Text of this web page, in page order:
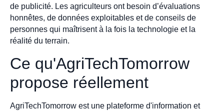
de publicité. Les agriculteurs ont besoin d’évaluations
honnêtes, de données exploitables et de conseils de
personnes qui maîtrisent à la fois la technologie et la
réalité du terrain.
Ce qu'AgriTechTomorrow
propose réellement
AgriTechTomorrow est une plateforme d'information et